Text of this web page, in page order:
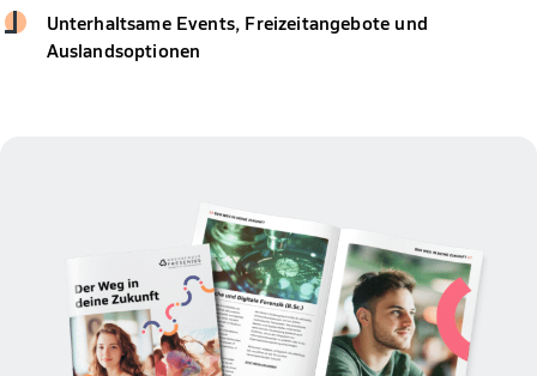
Unterhaltsame Events, Freizeitangebote und
Auslandsoptionen